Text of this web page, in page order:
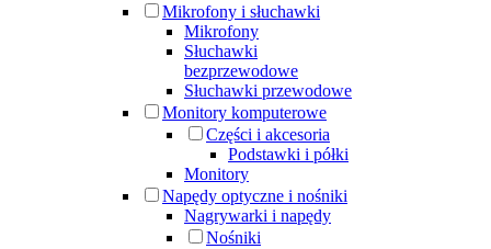
Mikrofony i słuchawki
Mikrofony
Słuchawki
bezprzewodowe
Słuchawki przewodowe
Monitory komputerowe
Części i akcesoria
Podstawki i półki
Monitory
Napędy optyczne i nośniki
Nagrywarki i napędy
Nośniki